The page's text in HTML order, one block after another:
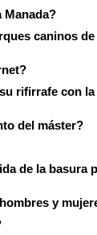
Manada?
caninos de
rifirrafe con la
del máster?
de la basura
y